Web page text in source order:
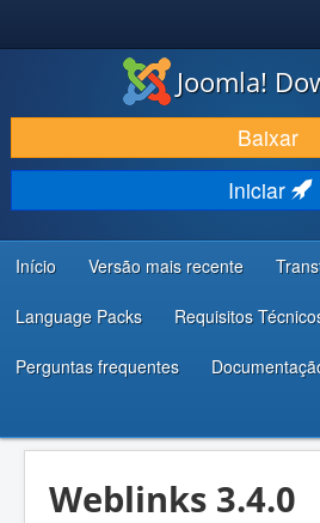
BAIXAR E APRIMORAR
DESCUBRA & APRENDA
COMUNIDADE & SUPORTE
RECURSOS PARA DESENVOLVEDORES
Joomla!
Baixar
Iniciar
Início Versão mais recente
Language Packs Requisitos
Perguntas frequentes
Weblinks 3.4.0